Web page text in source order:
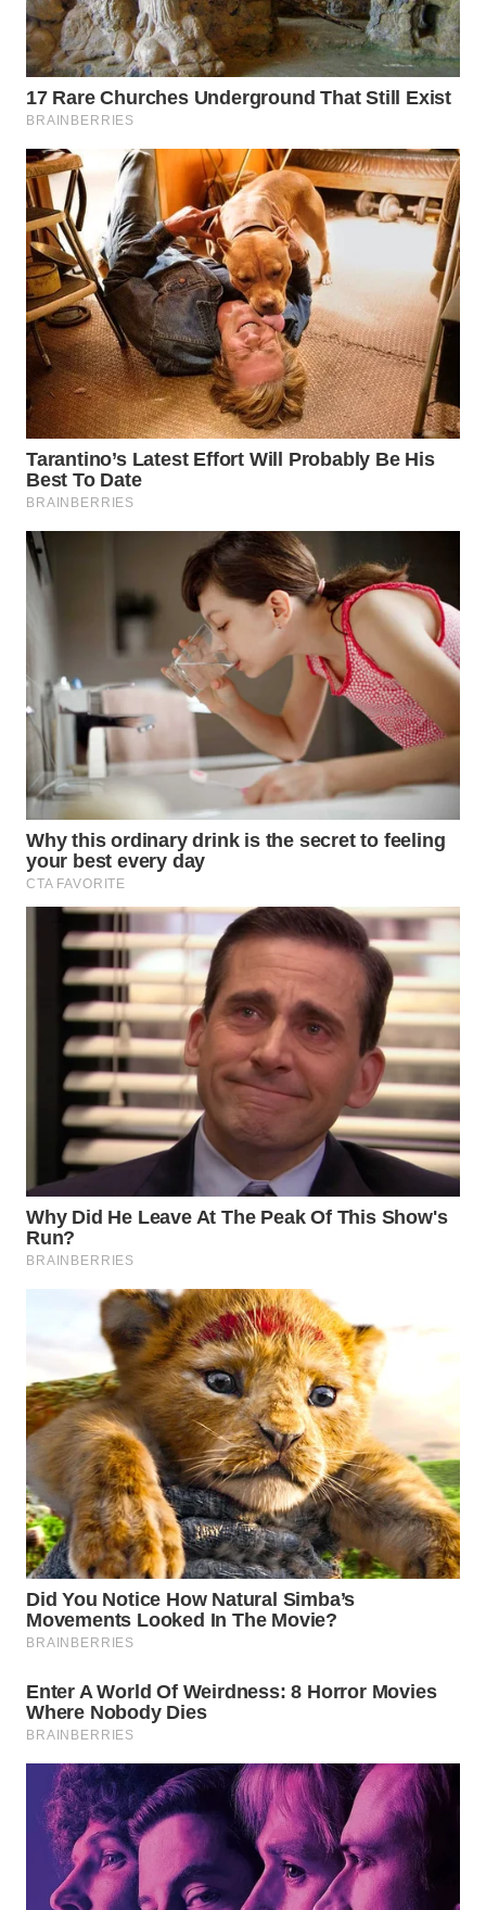
WN
INDRAMAYU
KUNINGAN
WN
MAJALENGKA
WN
SUBANG
WN
SUKABUMI
WN
PURWAKARTA
WN
PRIANGAN
TIMUR
WN
SOLO
WN
BOROBUDUR
WN
MADURA
WN
SURABAYA
NATUNA
WN
BINTAN
WN
MANDALIKA
WN
LIKUPANG
LABUANBAJO
WN
BORNEO
Wahana
Media
Group
WAHANA
NEWS
WAHANA
WAHANA
WAHANA
INFRASTRUKTUR
WAHANA